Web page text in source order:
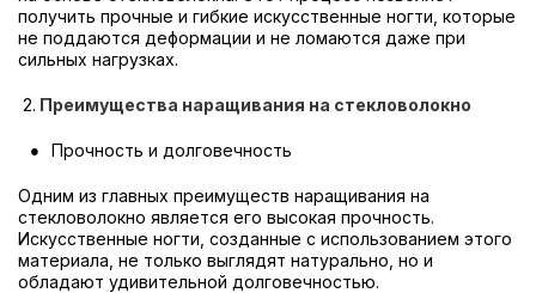
получить прочные и гибкие искусственные ногти, которые
не поддаются деформации и не ломаются даже при
сильных нагрузках.
2. Преимущества наращивания на стекловолокно
Прочность и долговечность
Одним из главных преимуществ наращивания на
стекловолокно является его высокая прочность.
Искусственные ногти, созданные с использованием этого
материала, не только выглядят натурально, но и
обладают удивительной долговечностью.